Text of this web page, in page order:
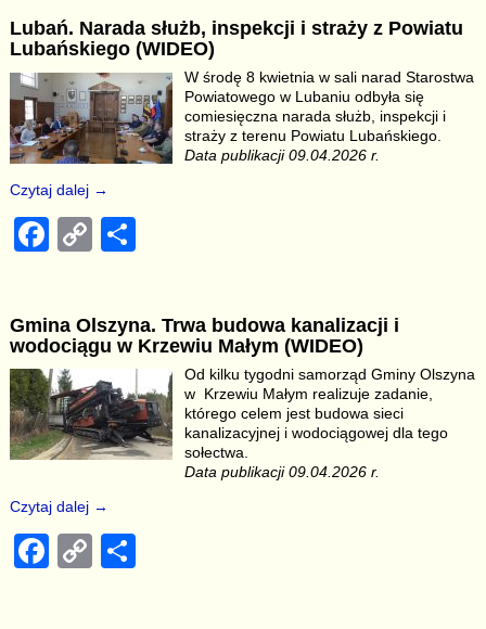
e
b
o
o
k
y
Li
n
k
e
Lubań. Narada służb, inspekcji i straży z Powiatu
Lubańskiego (WIDEO)
W środę 8 kwietnia w sali narad Starostwa
Powiatowego w Lubaniu odbyła się
comiesięczna narada służb, inspekcji i
straży z terenu Powiatu Lubańskiego.
Data publikacji 09.04.2026 r.
Czytaj dalej →
F
e
b
o
o
C
y
Li
n
k
e
Gmina Olszyna. Trwa budowa kanalizacji i
wodociągu w Krzewiu Małym (WIDEO)
Od kilku tygodni samorząd Gminy Olszyna
w Krzewiu Małym realizuje zadanie,
którego celem jest budowa sieci
kanalizacyjnej i wodociągowej dla tego
sołectwa.
Data publikacji 09.04.2026 r.
Czytaj dalej →
F
C